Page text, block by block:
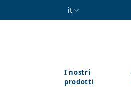
Salta al contenuto principale
it
I nostri
prodotti